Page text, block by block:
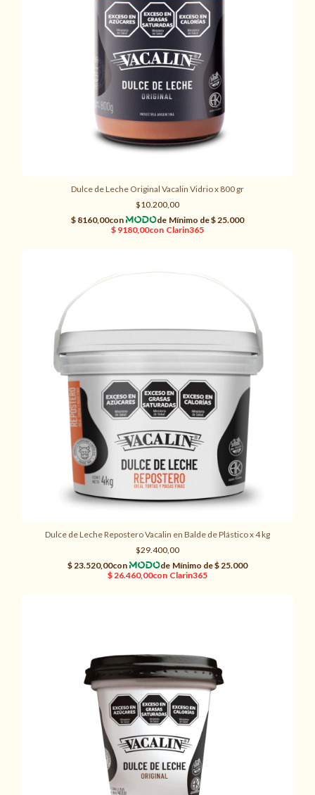
Dulce de Leche Original Vacalin Vidrio x 800 gr
$10.200,00
Dulce de Leche Repostero Vacalin en Balde de Plástico x 4 kg
$29.400,00